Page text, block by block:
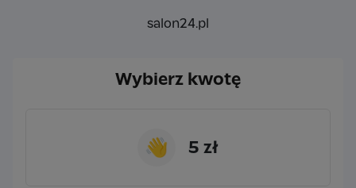
salon24.pl
Wybierz kwotę
👋 5 zł